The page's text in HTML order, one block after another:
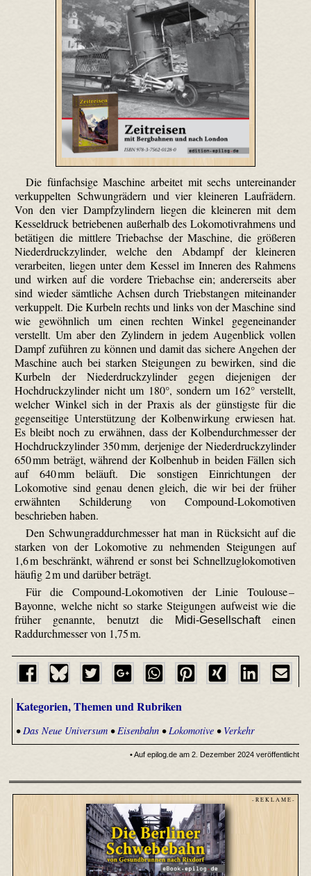
Die fünfachsige Maschine arbeitet mit sechs untereinander
verkuppelten Schwungrädern und vier kleineren Laufrädern.
Von den vier Dampfzylindern liegen die kleineren mit dem
Kesseldruck betriebenen außerhalb des Loko­motiv­rahmens und
betätigen die mittlere Triebachse der Maschine, die größeren
Niederdruckzylinder, welche den Abdampf der kleineren
verarbeiten, liegen unter dem Kessel im Inneren des Rahmens
und wirken auf die vordere Triebachse ein; andererseits aber
sind wieder sämtliche Achsen durch Triebstangen miteinander
verkuppelt. Die Kurbeln rechts und links von der Maschine sind
wie gewöhnlich um einen rechten Winkel gegeneinander
verstellt. Um aber den Zylindern in jedem Augenblick vollen
Dampf zuführen zu können und damit das sichere Angehen der
Maschine auch bei starken Steigungen zu bewirken, sind die
Kurbeln der Niederdruckzylinder gegen diejenigen der
Hochdruckzylinder nicht um 180°, sondern um 162° verstellt,
welcher Winkel sich in der Praxis als der günstigste für die
gegenseitige Unterstützung der Kolbenwirkung erwiesen hat.
Es bleibt noch zu erwähnen, dass der Kolbendurchmesser der
Hochdruckzylinder 350 mm, derjenige der Niederdruckzylinder
650 mm beträgt, während der Kolbenhub in beiden Fällen sich
auf 640 mm beläuft. Die sonstigen Einrichtungen der
Lokomotive sind genau denen gleich, die wir bei der früher
erwähnten Schilderung von Compound-Loko­motiven
beschrieben haben.
Den Schwungraddurchmesser hat man in Rücksicht auf die
starken von der Lokomotive zu nehmenden Steigungen auf
1,6 m beschränkt, während er sonst bei Schnellzuglokomotiven
häufig 2 m und darüber beträgt.
Für die Compound-Loko­motiven der Linie Toulouse –
Bayonne, welche nicht so starke Steigungen aufweist wie die
früher genannte, benutzt die
Midi-Gesell­schafteinen
Raddurchmesser von 1,75 m.
Kategorien, Themen und Rubriken
•Das Neue Universum•Eisenbahn•Lokomotive• Verkehr
• Auf epilog.de am 2. Dezember 2024 veröffentlicht
- R E K L A M E -